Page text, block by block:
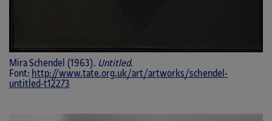
Mira Schendel (1963). Untitled.
Font: http://www.tate.org.uk/art/artworks/schendel-
untitled-t12273